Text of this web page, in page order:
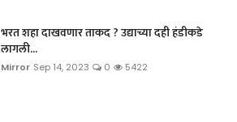
भरत शहा दाखवणार ताकद ? उद्याच्या दही हंडीकडे
लागली...
Mirror Sep 14, 2023 0 5422